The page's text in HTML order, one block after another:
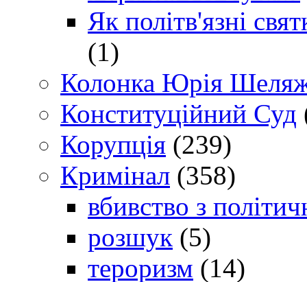
Як політв'язні
(1)
Колонка Юрія
Конституційний Суд
Корупція (239)
Кримінал (358)
вбивство з
розшук (5)
тероризм (14)